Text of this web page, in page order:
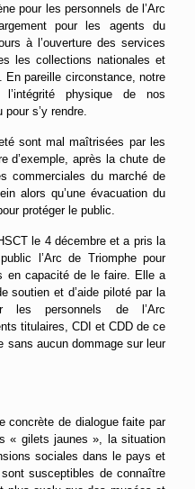
pour les personnels de l’Arc
pour les agents du
à l’ouverture des services
les collections nationales et
En pareille circonstance, notre
physique de nos
s’y rendre.
sont mal maîtrisées par les
d’exemple, après la chute de
commerciales du marché de
alors qu’une évacuation du
protéger le public.
le 4 décembre et a pris la
l’Arc de Triomphe pour
en capacité de le faire. Elle a
soutien et d’aide piloté par la
les personnels de l’Arc
titulaires, CDI et CDD de ce
sans aucun dommage sur leur
concrète de dialogue faite par
« gilets jaunes », la situation
sociales dans le pays et
susceptibles de connaître